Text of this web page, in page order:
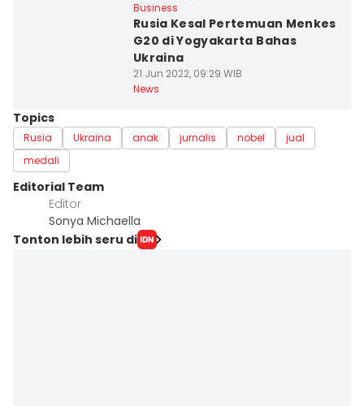
Business
Rusia Kesal Pertemuan Menkes
G20 di Yogyakarta Bahas
Ukraina
21 Jun 2022, 09:29 WIB
News
Topics
Rusia Ukraina anak jurnalis nobel
jual
medali
Editorial Team
Editor
Sonya Michaella
Tonton lebih seru di